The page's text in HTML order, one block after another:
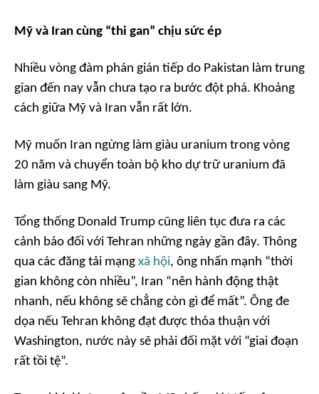
Mỹ và Iran cùng “thi gan” chịu sức ép
Nhiều vòng đàm phán gián tiếp do Pakistan làm trung
gian đến nay vẫn chưa tạo ra bước đột phá. Khoảng
cách giữa Mỹ và Iran vẫn rất lớn.
Mỹ muốn Iran ngừng làm giàu uranium trong vòng
20 năm và chuyển toàn bộ kho dự trữ uranium đã
làm giàu sang Mỹ.
Tổng thống Donald Trump cũng liên tục đưa ra các
cảnh báo đối với Tehran những ngày gần đây. Thông
qua các đăng tải mạng xã hội, ông nhấn mạnh “thời
gian không còn nhiều”, Iran “nên hành động thật
nhanh, nếu không sẽ chẳng còn gì để mất”. Ông đe
dọa nếu Tehran không đạt được thỏa thuận với
Washington, nước này sẽ phải đối mặt với “giai đoạn
rất tồi tệ”.